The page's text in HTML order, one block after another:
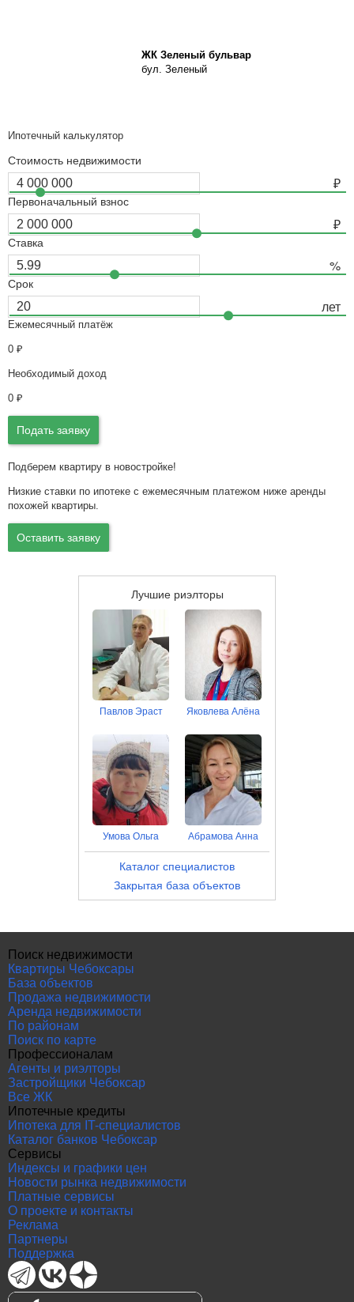
ЖК Зеленый бульвар
бул. Зеленый
Ипотечный калькулятор
Стоимость недвижимости
Первоначальный взнос
Ставка
Срок
Ежемесячный платёж
0 ₽
Необходимый доход
0 ₽
Подать заявку
Подберем квартиру в новостройке!
Низкие ставки по ипотеке с ежемесячным платежом ниже аренды
похожей квартиры.
Оставить заявку
Лучшие риэлторы
Павлов Эраст Яковлева Алёна
Умова Ольга Абрамова Анна
Каталог специалистов
Закрытая база объектов
Поиск недвижимости
Квартиры Чебоксары
База объектов
Продажа недвижимости
Аренда недвижимости
По районам
Поиск по карте
Профессионалам
Агенты и риэлторы
Застройщики Чебоксар
Все ЖК
Ипотечные кредиты
Ипотека для IT-специалистов
Каталог банков Чебоксар
Сервисы
Индексы и графики цен
Новости рынка недвижимости
Платные сервисы
О проекте и контакты
Реклама
Партнеры
Поддержка